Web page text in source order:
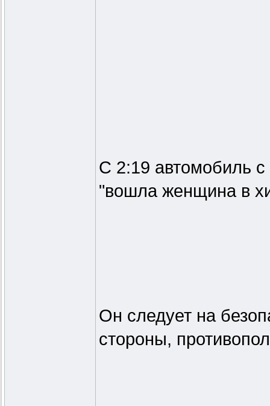
С 2:19 автомобиль
"вошла женщина в
Он следует на
стороны,